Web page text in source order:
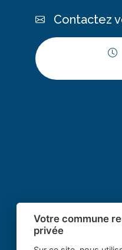
Contactez
Votre commune
privée